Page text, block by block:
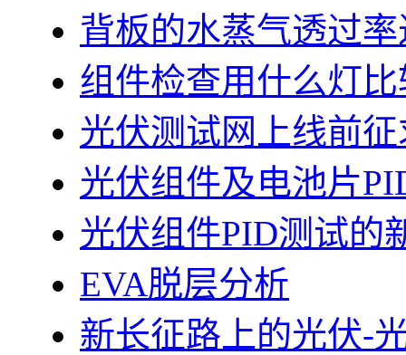
背板的水蒸气透过
组件检查用什么灯
光伏测试网上线前
光伏组件及电池片
光伏组件PID测试的
EVA脱层分析
新长征路上的光伏-